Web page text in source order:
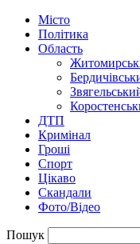
Місто
Політика
Область
ДТП
Кримінал
Гроші
Спорт
Цікаво
Скандали
Фото/Відео
Пошук